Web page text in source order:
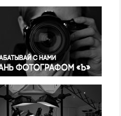
Окружающая среда
Политика
Правосудие
Происшествия и конфликты
Религия
Светская жизнь
Спорт
Экология